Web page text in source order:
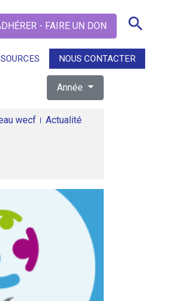
- FAIRE UN DON search
NOUS CONTACTER
search
Année
wecf Actualité